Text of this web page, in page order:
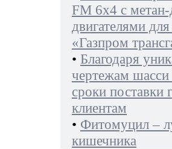
FM 6х4 с
двигателями
«Газпром
• Благодаря
чертежам
сроки поставки
клиентам
• Фитомуцил –
кишечника